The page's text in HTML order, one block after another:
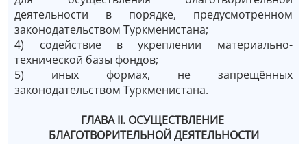
деятельности в порядке, предусмотренном
законодательством Туркменистана;
4) содействие в укреплении материально-
технической базы фондов;
5) иных формах, не запрещённых
законодательством Туркменистана.
ГЛАВА II. ОСУЩЕСТВЛЕНИЕ
БЛАГОТВОРИТЕЛЬНОЙ ДЕЯТЕЛЬНОСТИ